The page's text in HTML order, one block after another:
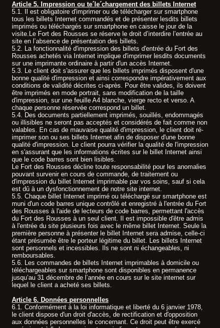
Article 5. Impression ou te´le´chargement des billets Internet
5.1. Il est obligatoire d'imprimer ou de télécharger sur smartphone
tous les billets Internet commandés et de présenter lesdits billets
imprimés ou téléchargés sur smartphone en caisse le jour de la
visite.Le Fort des Rousses se réserve le droit d’interdire l’entrée au
site en l’absence de présentation des billets.
5.2. La fonctionnalité d'impression des billets d'entrée du Fort des
Rousses achetés via Internet implique d'imprimer lesdits documents
sur une imprimante ordinaire à partir d'un accès Internet.
5.3. Le client doit s'assurer que les billets imprimés disposent d'une
bonne qualité d'impression et ainsi correspondre impérativement aux
conditions de validité décrites ci-après. Pour être valides, ils doivent
être imprimés en mode portrait, sans modification de la taille
d'impression, sur une feuille A4 blanche, vierge recto et verso. A
chaque personne réservée correspond un billet.
5.4. Des documents partiellement imprimés, souillés, endommagés
ou illisibles ne seront pas acceptés et considérés de fait comme non
valables. En cas de mauvaise qualité d'impression, le client doit ré-
imprimer son ou ses billets Internet afin de disposer d'une bonne
qualité d'impression. Le client pourra vérifier la qualité de l'impression
en s'assurant que les informations écrites sur le billet Internet ainsi
que le code barres sont bien lisibles.
Le Fort des Rousses décline toute responsabilité pour les anomalies
pouvant survenir en cours de commande, de traitement ou
d'impression du billet Internet imprimable par vos soins, sauf si cela
est dû à un dysfonctionnement de notre site internet.
5.5. Chaque billet Internet imprimé ou téléchargé sur smartphone est
muni d'un code barres unique contrôlé et enregistré à l'entrée du Fort
des Rousses à l'aide de lecteurs de code barres, permettant l'accès
du Fort des Rousses à un seul client. Il est impossible d'être admis
à l'entrée du site plusieurs fois avec le même billet Internet. Seule la
première personne à présenter le billet Internet sera admise, celle-ci
étant présumée être le porteur légitime du billet. Les billets Internet
sont personnels et incessibles. Ils ne sont ni échangeables, ni
remboursables.
5.6. Les commandes de billets Internet imprimables à domicile ou
téléchargeables sur smartphone sont disponibles en permanence
jusqu’au 31 décembre de l’année en cours sur le site internet sur
lequel le client a acheté ses billets.
Article 6. Données personnelles
6.1. Conformément à la loi informatique et liberté du 6 janvier 1978,
le client dispose d'un droit d'accès, de rectification et d'opposition
aux données personnelles le concernant. Ce droit peut être exercé